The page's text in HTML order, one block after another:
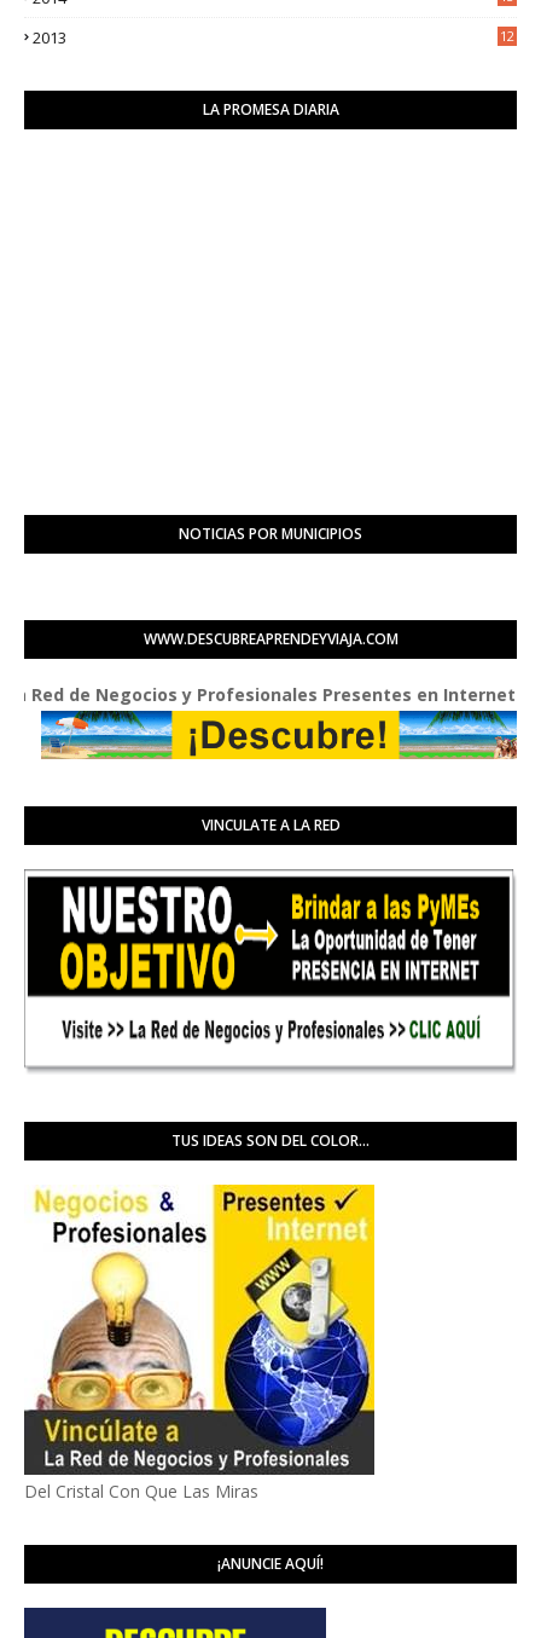
2013
12
LA PROMESA DIARIA
NOTICIAS POR MUNICIPIOS
WWW.DESCUBREAPRENDEYVIAJA.COM
de Negocios y Profesionales Presentes en Internet
VINCULATE A LA RED
TUS IDEAS SON DEL COLOR...
Del Cristal Con Que Las Miras
¡ANUNCIE AQUÍ!